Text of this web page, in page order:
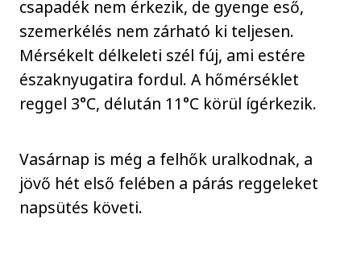
csapadék nem érkezik, de gyenge eső,
szemerkélés nem zárható ki teljesen.
Mérsékelt délkeleti szél fúj, ami estére
északnyugatira fordul. A hőmérséklet
reggel 3°C, délután 11°C körül ígérkezik.
Vasárnap is még a felhők uralkodnak, a
jövő hét első felében a párás reggeleket
napsütés követi.